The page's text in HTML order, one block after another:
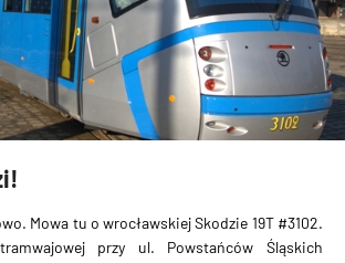
Mowa tu o wrocławskiej Skodzie 19T #3102.
przy ul. Powstańców Śląskich